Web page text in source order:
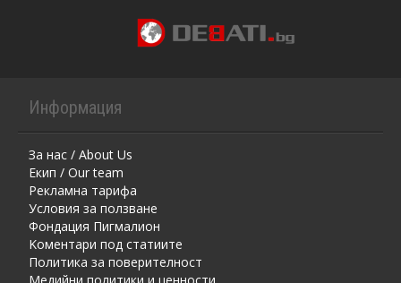
Информация
За нас / About Us
Екип / Our team
Рекламна тарифа
Условия за ползване
Фондация Пигмалион
Kоментaри под статиите
Политика за поверителност